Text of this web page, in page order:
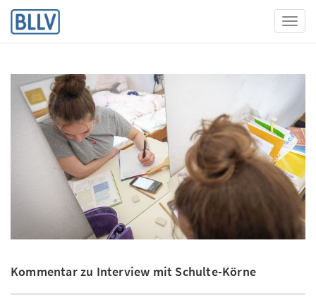
Kommentar zu Interview mit Schulte-Körne